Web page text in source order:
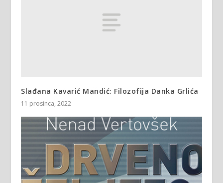
Slađana Kavarić Mandić: Filozofija Danka Grlića
11 prosinca, 2022